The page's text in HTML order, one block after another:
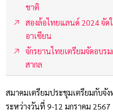
ชาติ
สองล้อไทยแลนด์ 2024 จั
อาเซียน
จักรยานไทยเตรียมจัดอบร
สากล
สมาคมเตรียมประชุมเตรียมกับจั
ระหว่างวันที่ 9-12 มกราคม 2567